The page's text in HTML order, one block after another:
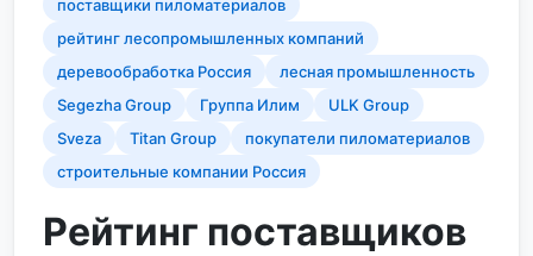
поставщики пиломатериалов
рейтинг лесопромышленных компаний
деревообработка Россия
лесная промышленность
Segezha Group
Группа Илим
ULK Group
Sveza
Titan Group
покупатели пиломатериалов
строительные компании Россия
Рейтинг поставщиков